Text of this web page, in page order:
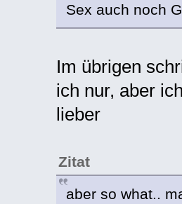
Sex auch noch
Im übrigen
ich nur, aber
lieber
Zitat
aber so what..